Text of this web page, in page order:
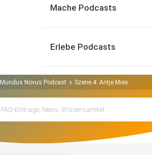
Mache Podcasts
Erlebe Podcasts
Mundus Novus Podcast Szene 4: Antje Mies und